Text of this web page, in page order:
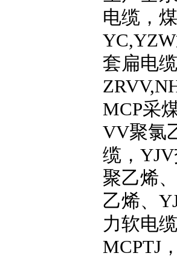
电缆，
YC,YZW
套扁电
MCP采
VV聚氯
缆， YJV
聚乙烯、
乙烯、
力软电
MCPTJ